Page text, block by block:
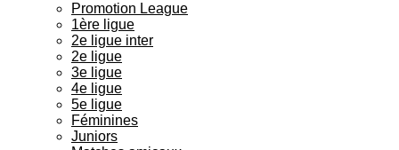
Promotion League
1ère ligue
2e ligue inter
2e ligue
3e ligue
4e ligue
5e ligue
Féminines
Juniors